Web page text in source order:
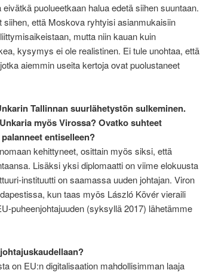
puolueetkaan halua edetä siihen suuntaan.
että Moskova ryhtyisi asianmukaisiin
mutta niin kauan kuin
kysymys ei ole realistinen. Ei tule unohtaa, että
aiemmin useita kertoja ovat puolustaneet
Tallinnan suurlähetystön sulkeminen.
myös Virossa? Ovatko suhteet
entiselleen?
kehittyneet, osittain myös siksi, että
Lisäksi yksi diplomaatti on viime elokuusta
instituutti on saamassa uuden johtajan. Viron
kun taas myös László Kövér vieraili
puheenjohtajuuden (syksyllä 2017) lähetämme
on EU:n digitalisaation mahdollisimman laaja